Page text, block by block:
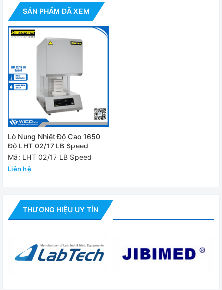
Dung tích
Kích thước trong lò (WxDxH)
Kích thước ngoài lò (WxDxH)
Trọng lượng
HÌNH ẢNH
SẢN PHẨM ĐÃ XEM
Lò Nung Nhiệt Độ Cao 1650
Độ LHT 02/17 LB Speed
Mã: LHT 02/17 LB Speed
Liên hệ
THƯƠNG HIỆU UY TÍN